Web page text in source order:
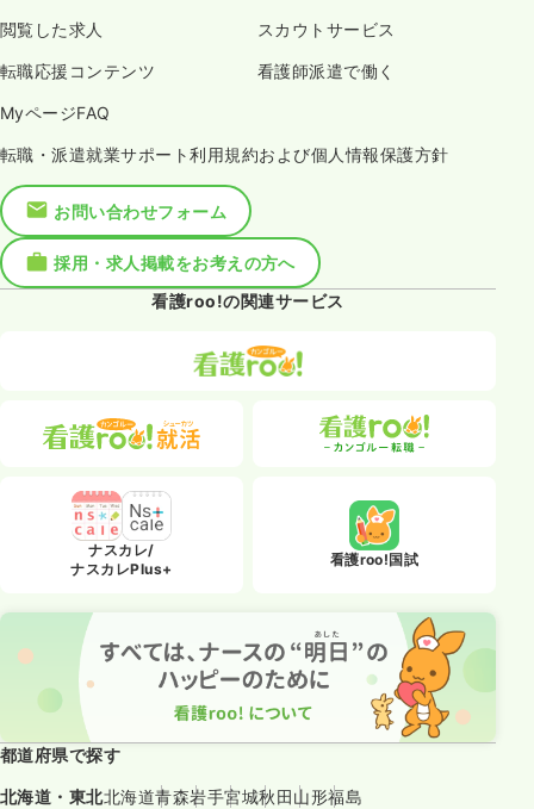
閲覧した求人 スカウトサービス
転職応援コンテンツ 看護師派遣で働く
MyページFAQ
転職・派遣就業サポート利用規約および個人情報保護方針
お問い合わせフォーム
採用・求人掲載をお考えの方へ
看護roo!の関連サービス
ナスカレ/
ナスカレPlus+
看護roo!国試
都道府県で探す
北海道・東北北海道青森岩手宮城秋田山形福島